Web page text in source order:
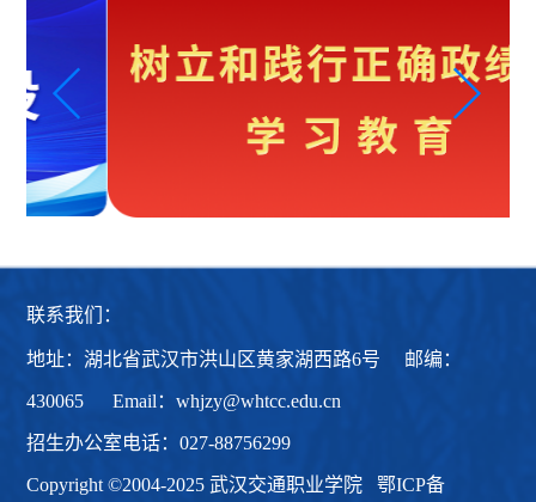
联系我们：
地址：湖北省武汉市洪山区黄家湖西路6号 邮编：
430065 Email：whjzy@whtcc.edu.cn
招生办公室电话：027-88756299
Copyright ©2004-2025 武汉交通职业学院鄂ICP备